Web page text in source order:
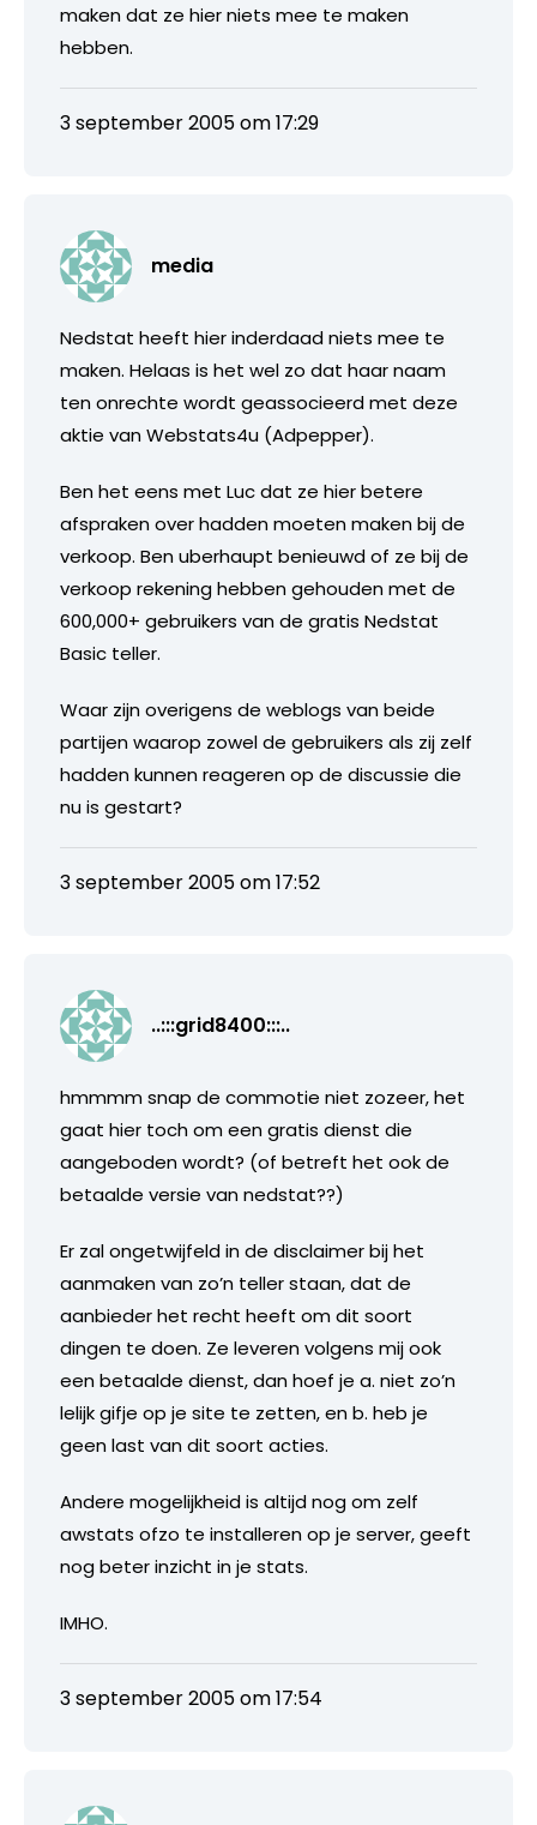
maken dat ze hier niets mee te maken
hebben.
3 september 2005 om 17:29
media
Nedstat heeft hier inderdaad niets mee te
maken. Helaas is het wel zo dat haar naam
ten onrechte wordt geassocieerd met deze
aktie van Webstats4u (Adpepper).
Ben het eens met Luc dat ze hier betere
afspraken over hadden moeten maken bij de
verkoop. Ben uberhaupt benieuwd of ze bij de
verkoop rekening hebben gehouden met de
600,000+ gebruikers van de gratis Nedstat
Basic teller.
Waar zijn overigens de weblogs van beide
partijen waarop zowel de gebruikers als zij zelf
hadden kunnen reageren op de discussie die
nu is gestart?
3 september 2005 om 17:52
..:::grid8400:::..
hmmmm snap de commotie niet zozeer, het
gaat hier toch om een gratis dienst die
aangeboden wordt? (of betreft het ook de
betaalde versie van nedstat??)
Er zal ongetwijfeld in de disclaimer bij het
aanmaken van zo’n teller staan, dat de
aanbieder het recht heeft om dit soort
dingen te doen. Ze leveren volgens mij ook
een betaalde dienst, dan hoef je a. niet zo’n
lelijk gifje op je site te zetten, en b. heb je
geen last van dit soort acties.
Andere mogelijkheid is altijd nog om zelf
awstats ofzo te installeren op je server, geeft
nog beter inzicht in je stats.
IMHO.
3 september 2005 om 17:54